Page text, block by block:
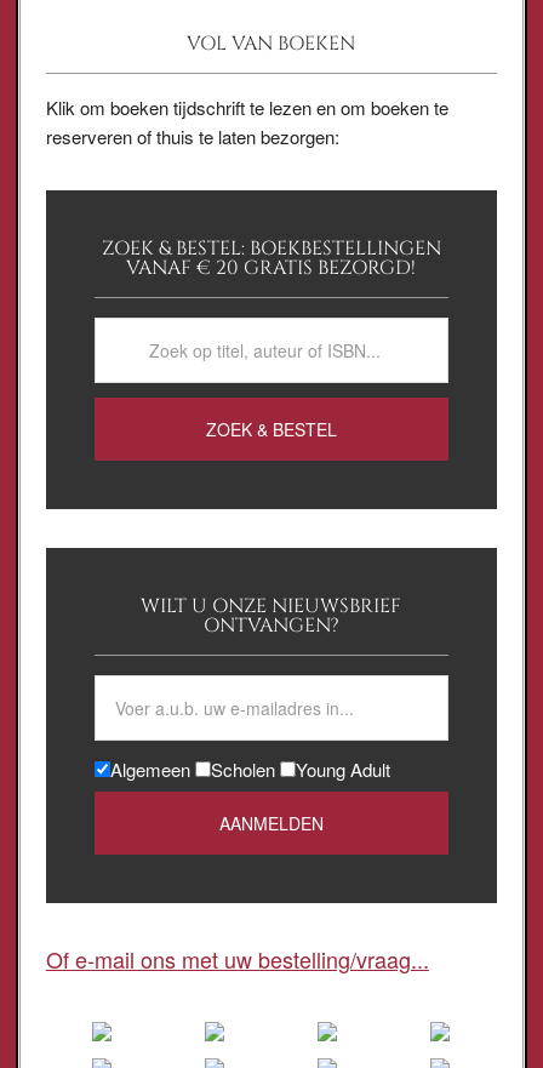
VOL VAN BOEKEN
Klik om boeken tijdschrift te lezen en om boeken te
reserveren of thuis te laten bezorgen:
ZOEK & BESTEL: BOEKBESTELLINGEN
VANAF € 20 GRATIS BEZORGD!
WILT U ONZE NIEUWSBRIEF
ONTVANGEN?
Algemeen Scholen Young Adult
Of e-mail ons met uw bestelling/vraag...